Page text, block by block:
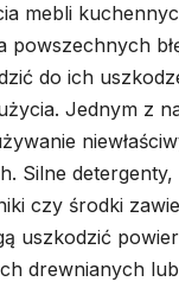
mebli
powszechnych
do ich
Jednym z
Silne detergenty,
czy środki
uszkodzić
drewnianych lub